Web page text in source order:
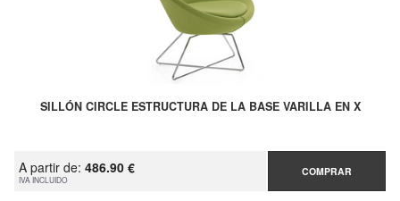
SILLÓN CIRCLE ESTRUCTURA DE LA BASE VARILLA EN X
A partir de: 486.90 €
IVA INCLUIDO
COMPRAR